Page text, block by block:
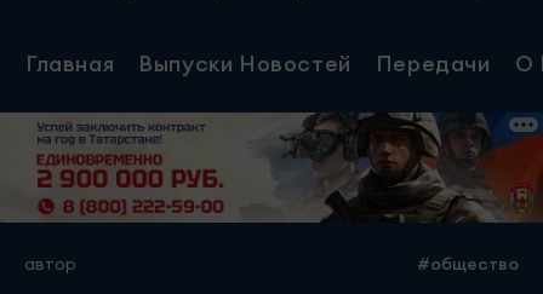
Главная Выпуски Новостей Передачи О
автор #общество